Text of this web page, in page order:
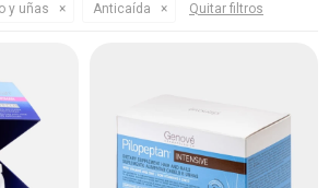
y uñas Anticaída Quitar filtros